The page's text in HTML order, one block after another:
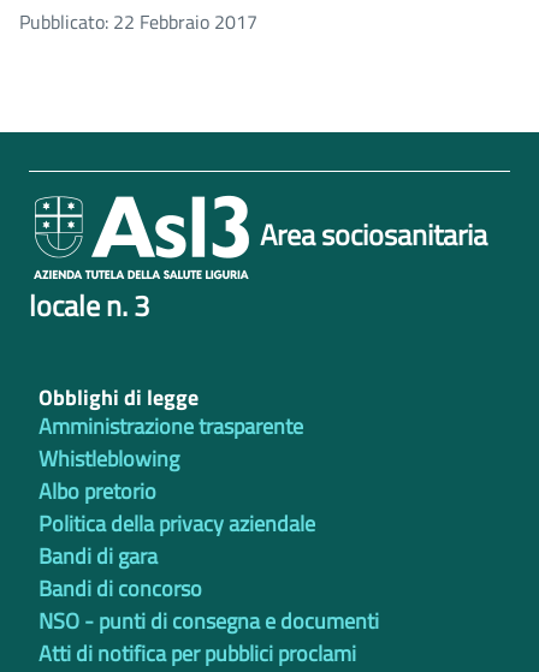
Pubblicato: 22 Febbraio 2017
Area sociosanitaria
locale n. 3
Obblighi di legge
Amministrazione trasparente
Whistleblowing
Albo pretorio
Politica della privacy aziendale
Bandi di gara
Bandi di concorso
NSO - punti di consegna e documenti
Atti di notifica per pubblici proclami